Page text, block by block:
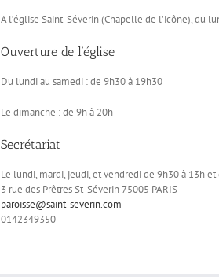
A l’église Saint-Séverin (Chapelle de l’icône), du
Ouverture de l’église
Du lundi au samedi : de 9h30 à 19h30
Le dimanche : de 9h à 20h
Secrétariat
Le lundi, mardi, jeudi, et vendredi de 9h30 à 13h
3 rue des Prêtres St-Séverin 75005 PARIS
paroisse@saint-severin.com
0142349350